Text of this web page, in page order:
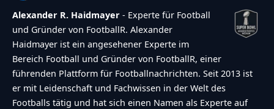
Alexander R. Haidmayer - Experte für Football
und Gründer von FootballR. Alexander
Haidmayer ist ein angesehener Experte im
Bereich Football und Gründer von FootballR, einer
führenden Plattform für Footballnachrichten. Seit 2013 ist
er mit Leidenschaft und Fachwissen in der Welt des
Footballs tätig und hat sich einen Namen als Experte auf